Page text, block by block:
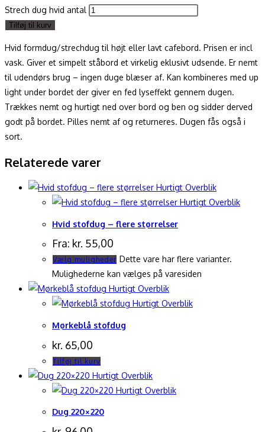
Strech dug hvid antal
Tilføj til kurv
Hvid formdug/strechdug til højt eller lavt cafebord. Prisen er incl
vask. Giver et simpelt ståbord et virkelig eklusivt udsende. Er nemt
til udendørs brug – ingen duge blæser af. Kan kombineres med up
light under bordet der giver en fed lyseffekt gennem dugen.
Trækkes nemt og hurtigt ned over bord og ben og sidder derved
godt på bordet. Pilles nemt af og returneres. Dugen fås også i
sort.
Relaterede varer
Hurtigt Overblik
Hurtigt Overblik
Hvid stofdug – flere størrelser
Fra: kr. 55,00
Vælg muligheder Dette vare har flere varianter.
Mulighederne kan vælges på varesiden
Hurtigt Overblik
Hurtigt Overblik
Mørkeblå stofdug
kr. 65,00
Tilføj til kurv
Hurtigt Overblik
Hurtigt Overblik
Dug 220×220